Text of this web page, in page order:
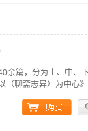
余篇，分为上、中、
聊斋志异）为中心